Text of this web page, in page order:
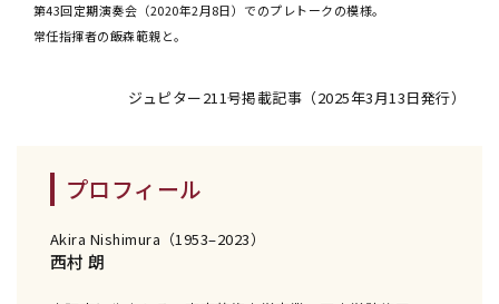
第43回定期演奏会（2020年2月8日）でのプレトークの模様。
常任指揮者の飯森範親と。
ジュピター211号掲載記事（2025年3月13日発行）
プロフィール
Akira Nishimura（1953–2023）
西村 朗